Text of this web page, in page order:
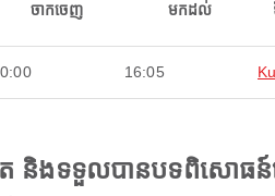
ចាកចេញ មកដល់
16:05
ត និងទទួលបានបទពិសោធន៍ធ្